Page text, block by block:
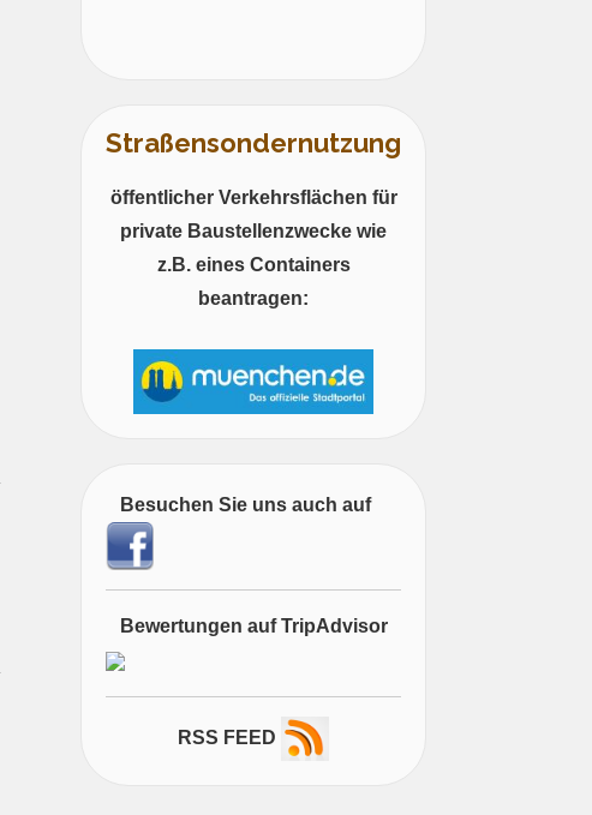
Straßensondernutzung
öffentlicher Verkehrsflächen für
private Baustellenzwecke wie
z.B. eines Containers
beantragen:
Besuchen Sie uns auch auf
Bewertungen auf TripAdvisor
RSS FEED